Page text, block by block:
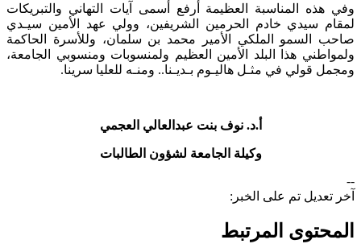
وفي هذه المناسبة العظيمة أرفع أسمى آيات التهاني والتبريكات
لمقام سيدي خادم الحرمين الشريفين، وولي عهد الأمين سيـدي
صاحب السمو الملكي الأمير محمد بن سلمان، وللأسرة الحاكمة
ولمواطني هذا البلد الأمين العظيم ولمنسوبات ومنسوبي الجامعة،
ومجمل قولي في مثـل هاليـوم بـديـنا.. ومنـه للعليا سرينا. ​
أ.د. نوف بنت عبدالعالي العجمي
وكيلة الجامعة لشؤون الطالبات
--
آخر تعديل تم على الخبر:
المحتوى المرتبط